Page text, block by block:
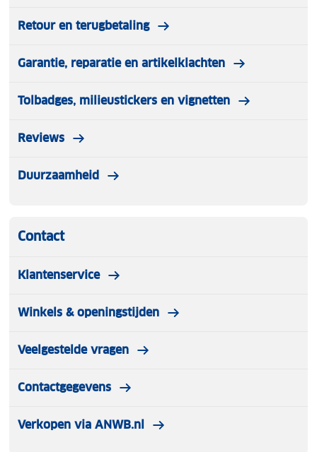
Retour en terugbetaling
Garantie, reparatie en artikelklachten
Tolbadges, milieustickers en vignetten
Reviews
Duurzaamheid
Contact
Klantenservice
Winkels & openingstijden
Veelgestelde vragen
Contactgegevens
Verkopen via ANWB.nl